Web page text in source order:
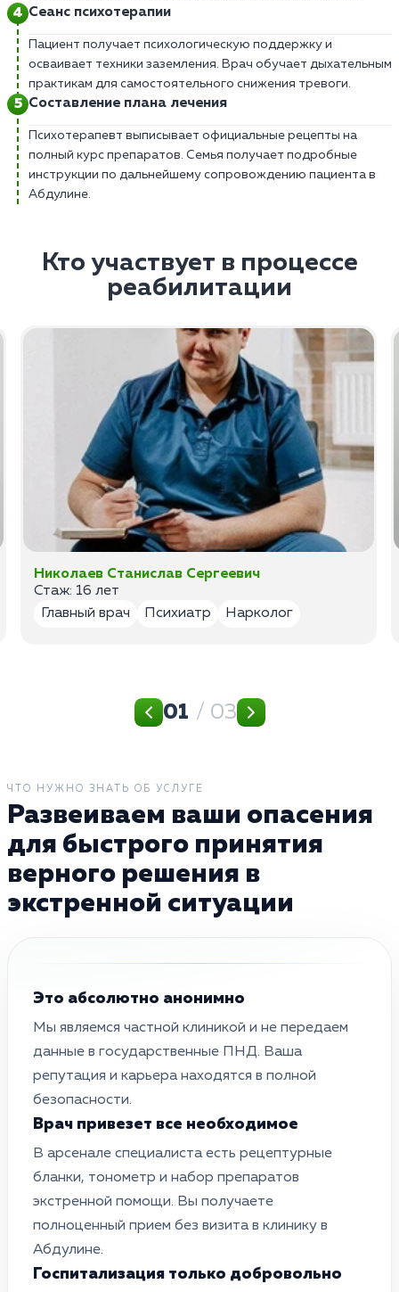
Сеанс психотерапии
Пациент получает психологическую поддержку и
осваивает техники заземления. Врач обучает дыхательным
практикам для самостоятельного снижения тревоги.
Составление плана лечения
Психотерапевт выписывает официальные рецепты на
полный курс препаратов. Семья получает подробные
инструкции по дальнейшему сопровождению пациента в
Абдулине.
Кто участвует в процессе
реабилитации
Николаев Станислав Сергеевич
Стаж: 16 лет
Главный врач
Психиатр Нарколог
01 / 03
ЧТО НУЖНО ЗНАТЬ ОБ УСЛУГЕ
Развеиваем ваши опасения
для быстрого принятия
верного решения в
экстренной ситуации
Это абсолютно анонимно
Мы являемся частной клиникой и не передаем
данные в государственные ПНД. Ваша
репутация и карьера находятся в полной
безопасности.
Врач привезет все необходимое
В арсенале специалиста есть рецептурные
бланки, тонометр и набор препаратов
экстренной помощи. Вы получаете
полноценный прием без визита в клинику в
Абдулине.
Госпитализация только добровольно